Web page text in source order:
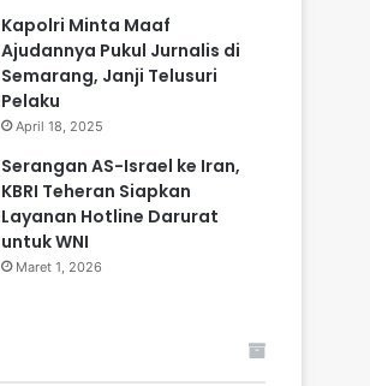
Kapolri Minta Maaf
Ajudannya Pukul Jurnalis di
Semarang, Janji Telusuri
Pelaku
April 18, 2025
Serangan AS-Israel ke Iran,
KBRI Teheran Siapkan
Layanan Hotline Darurat
untuk WNI
Maret 1, 2026